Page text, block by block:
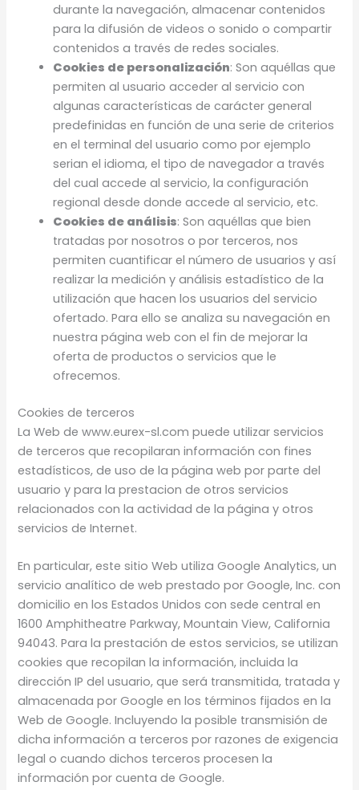
durante la navegación, almacenar contenidos
para la difusión de videos o sonido o compartir
contenidos a través de redes sociales.
Cookies de personalización: Son aquéllas que
permiten al usuario acceder al servicio con
algunas características de carácter general
predefinidas en función de una serie de criterios
en el terminal del usuario como por ejemplo
serian el idioma, el tipo de navegador a través
del cual accede al servicio, la configuración
regional desde donde accede al servicio, etc.
Cookies de análisis: Son aquéllas que bien
tratadas por nosotros o por terceros, nos
permiten cuantificar el número de usuarios y así
realizar la medición y análisis estadístico de la
utilización que hacen los usuarios del servicio
ofertado. Para ello se analiza su navegación en
nuestra página web con el fin de mejorar la
oferta de productos o servicios que le
ofrecemos.
Cookies de terceros
La Web de www.eurex-sl.com puede utilizar servicios
de terceros que recopilaran información con fines
estadísticos, de uso de la página web por parte del
usuario y para la prestacion de otros servicios
relacionados con la actividad de la página y otros
servicios de Internet.
En particular, este sitio Web utiliza Google Analytics, un
servicio analítico de web prestado por Google, Inc. con
domicilio en los Estados Unidos con sede central en
1600 Amphitheatre Parkway, Mountain View, California
94043. Para la prestación de estos servicios, se utilizan
cookies que recopilan la información, incluida la
dirección IP del usuario, que será transmitida, tratada y
almacenada por Google en los términos fijados en la
Web de Google. Incluyendo la posible transmisión de
dicha información a terceros por razones de exigencia
legal o cuando dichos terceros procesen la
información por cuenta de Google.